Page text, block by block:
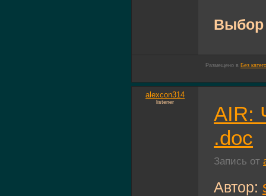
Выбор
Размещено в Без
alexcon314
listener
AIR:
.doc
Запись от
Автор: